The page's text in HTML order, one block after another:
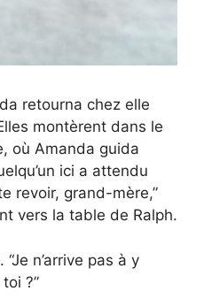
retourna chez elle
montèrent dans le
où Amanda guida
ici a attendu
revoir, grand-mère,”
vers la table de Ralph.
“Je n’arrive pas à y
?”